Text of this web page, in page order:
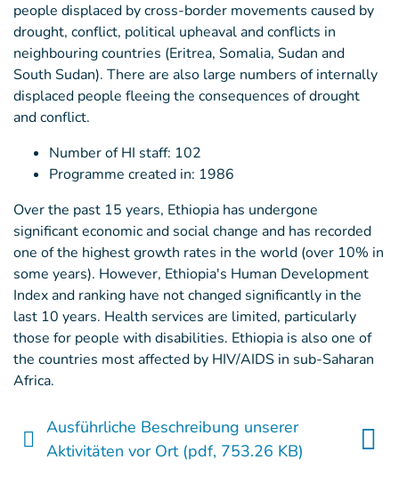
people displaced by cross-border movements caused by
drought, conflict, political upheaval and conflicts in
neighbouring countries (Eritrea, Somalia, Sudan and
South Sudan). There are also large numbers of internally
displaced people fleeing the consequences of drought
and conflict.
Number of HI staff: 102
Programme created in: 1986
Over the past 15 years, Ethiopia has undergone
significant economic and social change and has recorded
one of the highest growth rates in the world (over 10% in
some years). However, Ethiopia's Human Development
Index and ranking have not changed significantly in the
last 10 years. Health services are limited, particularly
those for people with disabilities. Ethiopia is also one of
the countries most affected by HIV/AIDS in sub-Saharan
Africa.
Ausführliche Beschreibung unserer
Aktivitäten vor Ort(pdf, 753.26 KB)